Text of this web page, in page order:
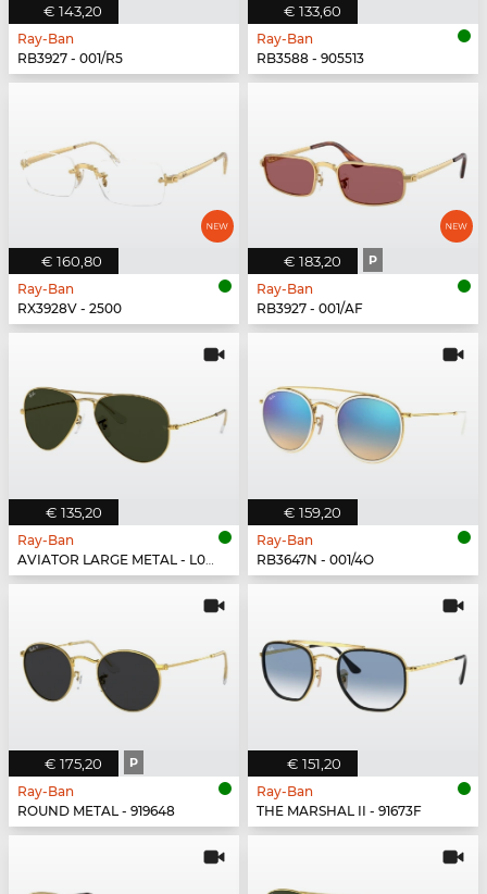
€ 143,20
Ray-Ban
RB3927 - 001/R5
€ 133,60
Ray-Ban
RB3588 - 905513
€ 160,80
Ray-Ban
RX3928V - 2500
€ 183,20 P
Ray-Ban
RB3927 - 001/AF
€ 135,20
Ray-Ban
AVIATOR LARGE METAL - L0205
€ 159,20
Ray-Ban
RB3647N - 001/4O
€ 175,20 P
Ray-Ban
ROUND METAL - 919648
€ 151,20
Ray-Ban
THE MARSHAL II - 91673F